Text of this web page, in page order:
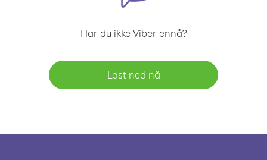
Har du ikke Viber ennå?
Last ned nå